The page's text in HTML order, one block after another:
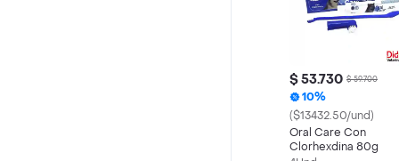
$ 53.730 $ 59.700
10%
($13432.50/und)
Oral Care Con
Clorhexdina 80g